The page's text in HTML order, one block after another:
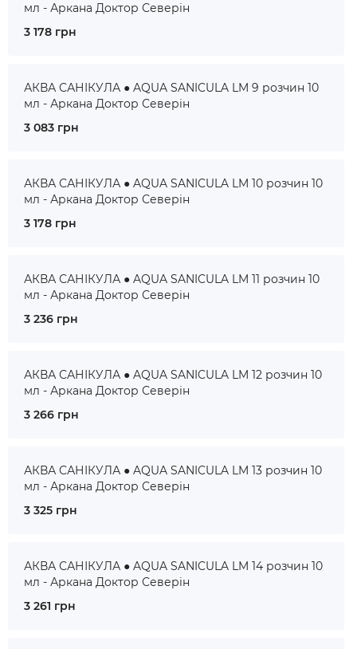
мл - Аркана Доктор Северін
3 178 грн
АКВА САНІКУЛА ● AQUA SANICULA LM 9 розчин 10
мл - Аркана Доктор Северін
3 083 грн
АКВА САНІКУЛА ● AQUA SANICULA LM 10 розчин 10
мл - Аркана Доктор Северін
3 178 грн
АКВА САНІКУЛА ● AQUA SANICULA LM 11 розчин 10
мл - Аркана Доктор Северін
3 236 грн
АКВА САНІКУЛА ● AQUA SANICULA LM 12 розчин 10
мл - Аркана Доктор Северін
3 266 грн
АКВА САНІКУЛА ● AQUA SANICULA LM 13 розчин 10
мл - Аркана Доктор Северін
3 325 грн
АКВА САНІКУЛА ● AQUA SANICULA LM 14 розчин 10
мл - Аркана Доктор Северін
3 261 грн